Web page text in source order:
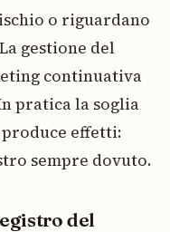
o riguardano
gestione del
continuativa
pratica la soglia
effetti:
sempre dovuto.
del